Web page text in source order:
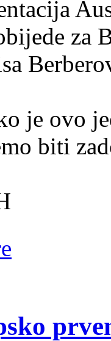
za
je ovo
biti